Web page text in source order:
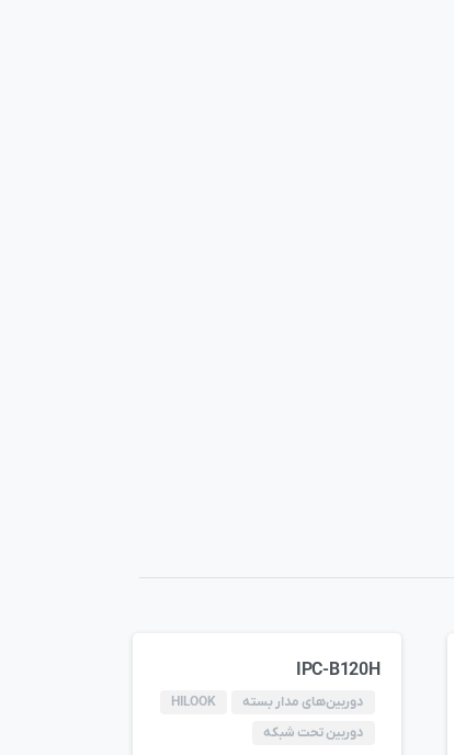
IPC-B120H
دوربین‌های مدار بسته
HILOOK
دوربین تحت شبکه